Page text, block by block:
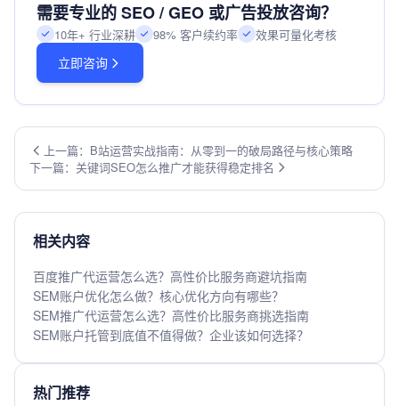
需要专业的 SEO / GEO 或广告投放咨询？
10年+ 行业深耕 98% 客户续约率 效果可量化考核
立即咨询
上一篇：B站运营实战指南：从零到一的破局路径与核心策略
下一篇：关键词SEO怎么推广才能获得稳定排名
相关内容
百度推广代运营怎么选？高性价比服务商避坑指南
SEM账户优化怎么做？核心优化方向有哪些？
SEM推广代运营怎么选？高性价比服务商挑选指南
SEM账户托管到底值不值得做？企业该如何选择？
热门推荐